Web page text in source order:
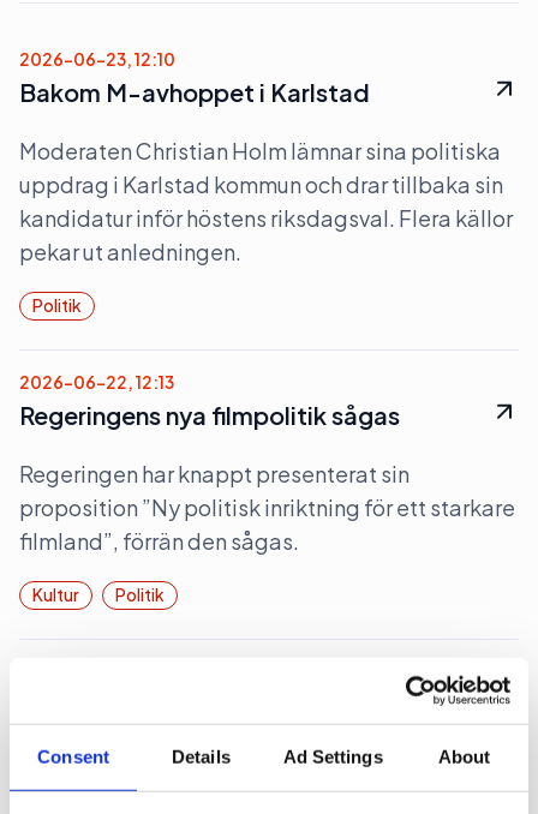
Consent Details Ad Settings About
2026-06-23, 12:10
Bakom M-avhoppet i Karlstad
Moderaten Christian Holm lämnar sina politiska
uppdrag i Karlstad kommun och drar tillbaka sin
kandidatur inför höstens riksdagsval. Flera källor
pekar ut anledningen.
Politik
2026-06-22, 12:13
Regeringens nya filmpolitik sågas
Regeringen har knappt presenterat sin
proposition ”Ny politisk inriktning för ett starkare
filmland”, förrän den sågas.
Kultur Politik
Nej det blir inte Botkyrka när partiledaren (s)